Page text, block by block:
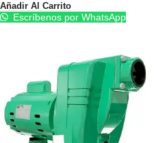
Añadir Al Carrito
Escríbenos por WhatsApp